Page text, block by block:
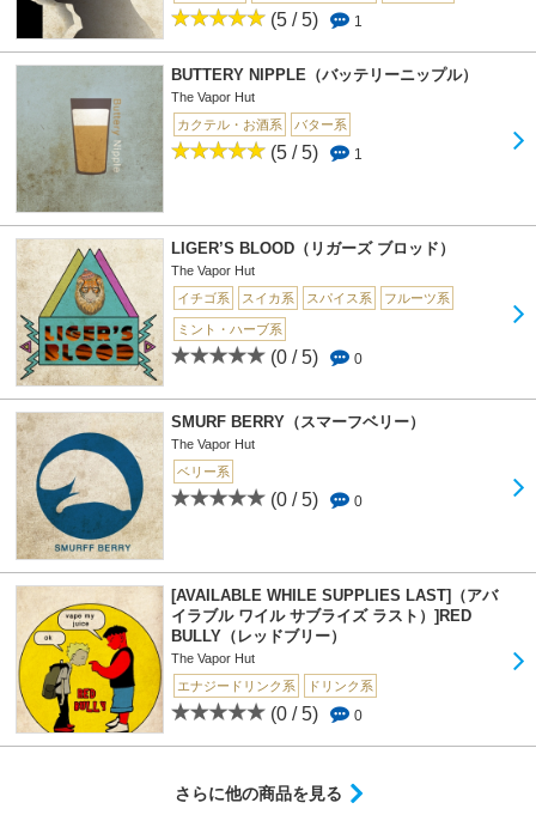
(5 / 5) 1
BUTTERY NIPPLE（バッテリーニップル）
The Vapor Hut
カクテル・お酒系
バター系
(5 / 5) 1
LIGER’S BLOOD（リガーズ ブロッド）
The Vapor Hut
イチゴ系
スイカ系 スパイス系 フルーツ系
ミント・ハーブ系
(0 / 5) 0
SMURF BERRY（スマーフベリー）
The Vapor Hut
ベリー系
(0 / 5) 0
[AVAILABLE WHILE SUPPLIES LAST]（アバ
イラブル ワイル サブライズ ラスト）]RED
BULLY（レッドブリー）
The Vapor Hut
エナジードリンク系
ドリンク系
(0 / 5) 0
さらに他の商品を見る